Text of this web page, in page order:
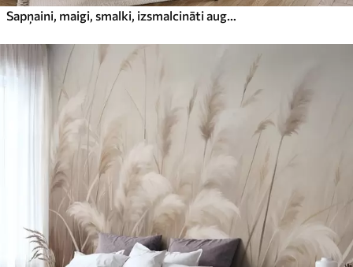
Sapņaini, maigi, smalki, izsmalcināti augi, smaili un ziedi brūnās pasteļkrāsāsās uz miglaina, teksturēta fona